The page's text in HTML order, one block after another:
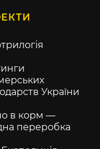
України
в корм —
переробка